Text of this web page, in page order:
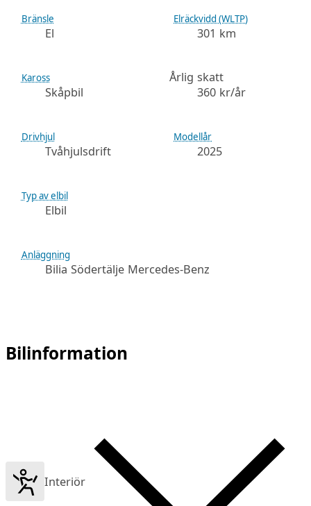
Bränsle
El
Elräckvidd (WLTP)
301 km
Kaross
Skåpbil
Årlig skatt
360 kr/år
Drivhjul
Tvåhjulsdrift
Modellår
2025
Typ av elbil
Elbil
Anläggning
Bilia Södertälje Mercedes-Benz
Bilinformation
Interiör